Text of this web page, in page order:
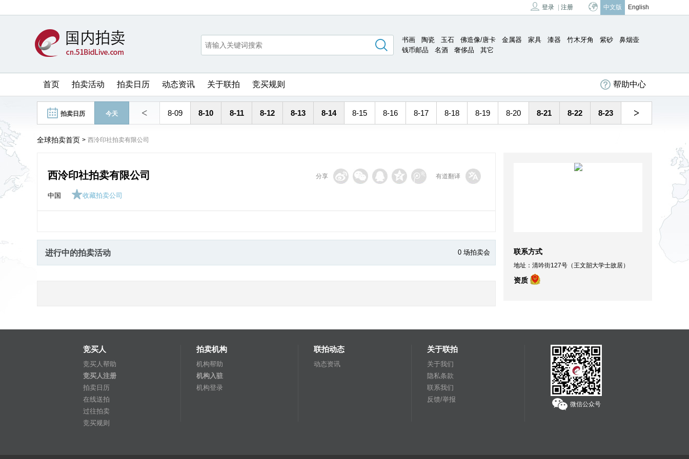
登录 注册 中文版 English
书画 陶瓷 玉石 佛造像/唐卡 金属器 家具 漆器 竹木牙角 紫砂
鼻烟壶
钱币邮品
名酒 奢侈品 其它
首页 拍卖活动 拍卖日历 动态资讯 关于联拍 竞买规则 帮助中心
拍卖日历 今天 < 8-09 8-10 8-11 8-12 8-13 8-14 8-15 8-16 8-17 8-18 8-19 8-20 8-21 8-22 8-23 >
全球拍卖首页 > 西泠印社拍卖有限公司
西泠印社拍卖有限公司
中国 收藏拍卖公司
分享 有道翻译
进行中的拍卖活动 0 场拍卖会 联系方式
地址：清吟街127号（王文韶大学士故居）
资质
竞买人
竞买人帮助
竞买人注册
拍卖日历
在线送拍
过往拍卖
竞买规则
拍卖机构
机构帮助
机构入驻
机构登录
联拍动态
动态资讯
关于联拍
关于我们
隐私条款
联系我们
反馈/举报
微信公众号